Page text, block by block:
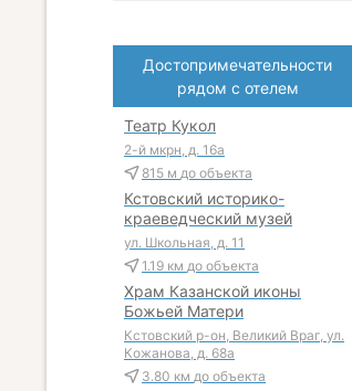
Достопримечательности
рядом с отелем
Театр Кукол
2-й мкрн, д. 16а
815 м до объекта
Кстовский историко-
краеведческий музей
ул. Школьная, д. 11
1.19 км до объекта
Храм Казанской иконы
Божьей Матери
Кстовский р-он, Великий Враг, ул.
Кожанова, д. 68а
3.80 км до объекта